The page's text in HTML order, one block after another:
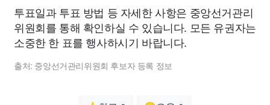
투표일과 투표 방법 등 자세한 사항은 중앙선거관리
위원회를 통해 확인하실 수 있습니다. 모든 유권자는
소중한 한 표를 행사하시기 바랍니다.
출처: 중앙선거관리위원회 후보자 등록 정보